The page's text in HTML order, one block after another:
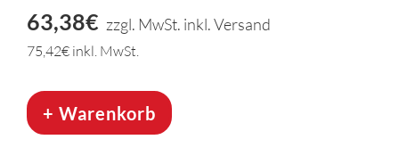
63,38€ zzgl. MwSt. inkl. Versand
75,42€ inkl. MwSt.
+ Warenkorb